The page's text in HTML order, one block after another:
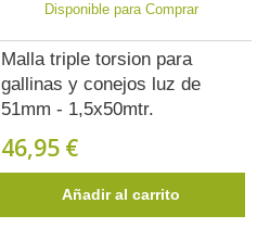
Disponible para Comprar
Malla triple torsion para
gallinas y conejos luz de
51mm - 1,5x50mtr.
46,95 €
Añadir al carrito